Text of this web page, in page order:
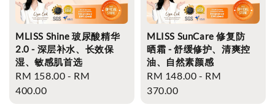
MLISS Shine 玻尿酸精华
2.0 - 深层补水、长效保
湿、敏感肌首选
Regular
price
RM 158.00 - RM
400.00
MLISS SunCare 修复防
晒霜 - 舒缓修护、清爽控
油、自然素颜感
Regular
price
RM 148.00 - RM
370.00